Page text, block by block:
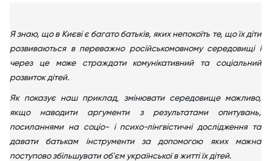
Я знаю, що в Києві є багато батьків, яких непокоїть те, що їх діти
розвиваються в переважно російськомовному середовищі і
через це може страждати комунікативний та соціальний
розвиток дітей.
Як показує наш приклад, змінювати середовище можливо,
якщо наводити аргументи з результатами опитувань,
посиланнями на соціо- і психо-лінгвістичні дослідження та
давати батькам інструменти за допомогою яких можна
поступово збільшувати об'єм української в житті їх дітей.